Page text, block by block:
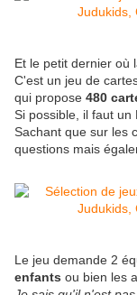
Et le petit dernier où
C'est un jeu de
qui propose 480
Si possible, il faut un
Sachant que sur les
questions mais
Le jeu demande 2
enfants ou bien les